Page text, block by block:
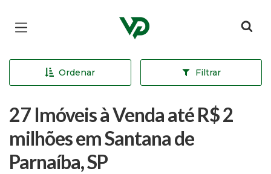
Página inicial
Ordenar Filtrar
27 Imóveis à Venda até R$ 2
milhões em Santana de
Parnaíba, SP